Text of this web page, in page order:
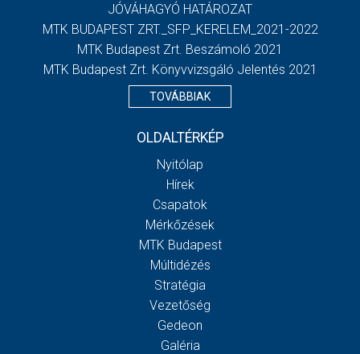
JÓVÁHAGYÓ HATÁROZAT
MTK BUDAPEST ZRT._SFP_KERELEM_2021-2022
MTK Budapest Zrt. Beszámoló 2021
MTK Budapest Zrt. Könyvvizsgáló Jelentés 2021
TOVÁBBIAK
OLDALTÉRKÉP
Nyitólap
Hírek
Csapatok
Mérkőzések
MTK Budapest
Múltidézés
Stratégia
Vezetőség
Gedeon
Galéria